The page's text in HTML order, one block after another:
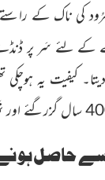
نَمرُود کی ناک کے
کے لئے سَر پر
کیفیت یہ
حاصل